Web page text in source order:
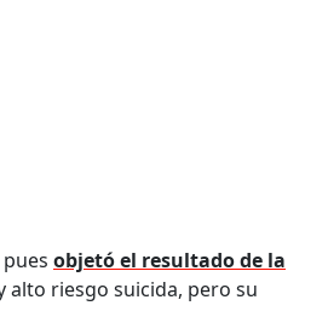
objetó el resultado de la
alto riesgo suicida, pero su